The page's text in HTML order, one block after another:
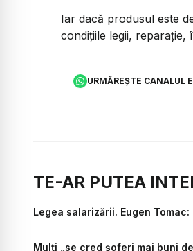
Iar dacă produsul este
condițiile legii,
URMĂREȘTE CANALUL
TE-AR PUTEA
Legea salarizării. Eugen
Mulți „se cred șoferi mai buni